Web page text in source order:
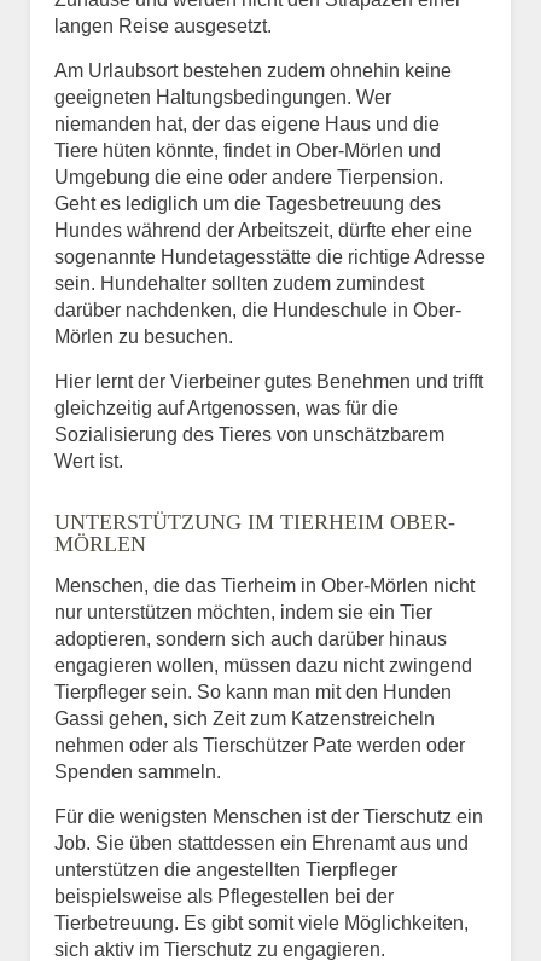
langen Reise ausgesetzt.
Am Urlaubsort bestehen zudem ohnehin keine
geeigneten Haltungsbedingungen. Wer
niemanden hat, der das eigene Haus und die
Tiere hüten könnte, findet in Ober-Mörlen und
Umgebung die eine oder andere Tierpension.
Geht es lediglich um die Tagesbetreuung des
Hundes während der Arbeitszeit, dürfte eher eine
sogenannte Hundetagesstätte die richtige Adresse
sein. Hundehalter sollten zudem zumindest
darüber nachdenken, die Hundeschule in Ober-
Mörlen zu besuchen.
Hier lernt der Vierbeiner gutes Benehmen und trifft
gleichzeitig auf Artgenossen, was für die
Sozialisierung des Tieres von unschätzbarem
Wert ist.
UNTERSTÜTZUNG IM TIERHEIM OBER-
MÖRLEN
Menschen, die das Tierheim in Ober-Mörlen nicht
nur unterstützen möchten, indem sie ein Tier
adoptieren, sondern sich auch darüber hinaus
engagieren wollen, müssen dazu nicht zwingend
Tierpfleger sein. So kann man mit den Hunden
Gassi gehen, sich Zeit zum Katzenstreicheln
nehmen oder als Tierschützer Pate werden oder
Spenden sammeln.
Für die wenigsten Menschen ist der Tierschutz ein
Job. Sie üben stattdessen ein Ehrenamt aus und
unterstützen die angestellten Tierpfleger
beispielsweise als Pflegestellen bei der
Tierbetreuung. Es gibt somit viele Möglichkeiten,
sich aktiv im Tierschutz zu engagieren.